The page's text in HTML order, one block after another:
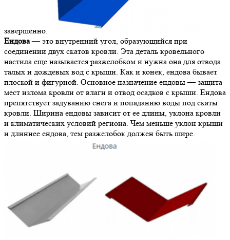
завершённо.
Ендова— это внутренний угол, образующийся при
соединении двух скатов кровли. Эта деталь кровельного
настила еще называется разжелобком и нужна она для отвода
талых и дождевых вод с крыши. Как и конек, ендова бывает
плоской и фигурной. Основное назначение ендовы — защита
мест излома кровли от влаги и отвод осадков с крыши. Ендова
препятствует задуванию снега и попаданию воды под скаты
кровли. Ширина ендовы зависит от ее длины, уклона кровли
и климатических условий региона. Чем меньше уклон крыши
и длиннее ендова, тем разжелобок должен быть шире.